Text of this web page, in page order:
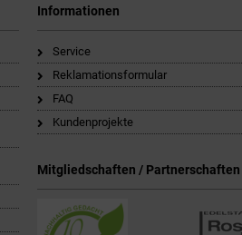
Informationen
Service
Reklamationsformular
FAQ
Kundenprojekte
Mitgliedschaften / Partnerschaften